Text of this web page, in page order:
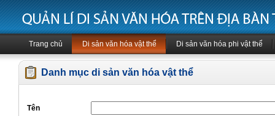
Trang chủ Di sản văn hóa vật thể Di sản văn hóa phi vật thể
Danh mục di sản văn hóa vật thể
Tên